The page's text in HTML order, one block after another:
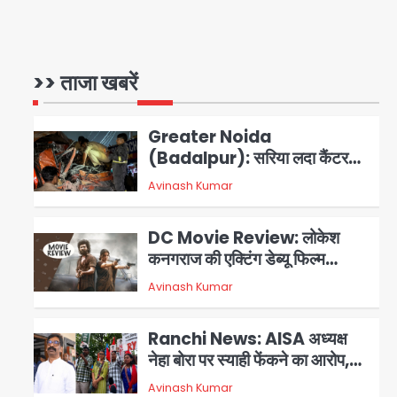
>> ताजा खबरें
1
2
Greater Noida
(Badalpur): सरिया लदा कैंटर
अनियंत्रित होकर घुसा किराना दुकान
में , ड्राइवर की मौत
Avinash Kumar
3
DC Movie Review: लोकेश
कनगराज की एक्टिंग डेब्यू फिल्म
विजुअली स्ट्राइकिंग लेकिन स्क्रीनप्ले
में कमजोर, लेकिन कहानी अधूरी रह गई,
Avinash Kumar
4
Ranchi News: AISA अध्यक्ष
नेहा बोरा पर स्याही फेंकने का आरोप,
ABVP कार्यकर्ताओं पर एक्शन; हेमंत
Avinash Kumar